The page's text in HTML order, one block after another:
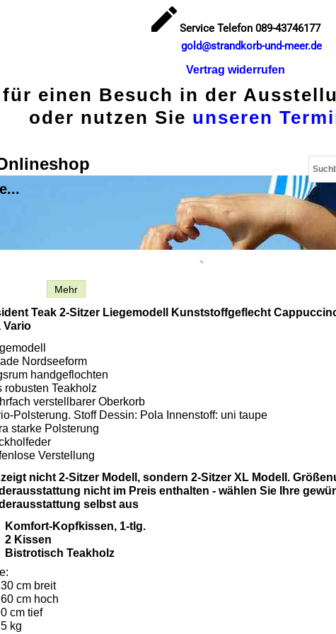
Service Telefon 089-43746177
gold@strandkorb-und-meer.de
Vertrag widerrufen
einen Besuch in der
oder nutzen Sie unseren
Mehr
Teak 2-Sitzer Liegemodell Kunststoffgeflecht
Vario
Nordseeform
handgeflochten
robusten Teakholz
verstellbarer Oberkorb
Polsterung. Stoff Dessin: Pola Innenstoff: uni taupe
starke Polsterung
Verstellung
nicht 2-Sitzer Modell, sondern 2-Sitzer XL Modell.
nicht im Preis enthalten - wählen Sie Ihre
selbst aus
Komfort-Kopfkissen, 1-tlg.
2 Kissen
Bistrotisch Teakholz
cm breit
cm hoch
cm tief
kg